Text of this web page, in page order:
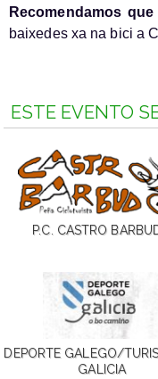
Recomendamos
baixedes xa na bici a
ESTE EVENTO
P.C. CASTRO
DEPORTE GALEGO/
GALICIA